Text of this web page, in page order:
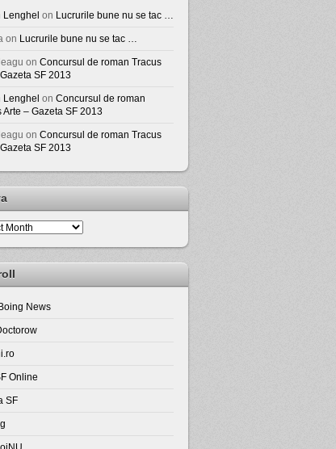
Lenghel on Lucrurile bune nu se tac …
on Lucrurile bune nu se tac …
on Concursul de roman Tracus
SF 2013
Lenghel on Concursul de roman
Arte – Gazeta SF 2013
on Concursul de roman Tracus
SF 2013
News
Online
SF